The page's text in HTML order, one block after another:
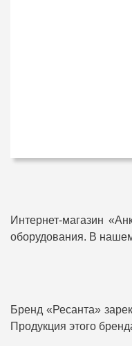
Интернет-магазин
оборудования. В
Бренд «Ресанта»
Продукция этого